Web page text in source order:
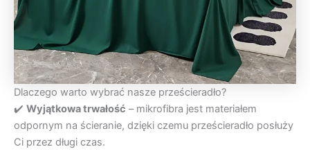
Dlaczego warto wybrać nasze prześcieradło?
✔️ Wyjątkowa trwałość – mikrofibra jest materiałem
odpornym na ścieranie, dzięki czemu prześcieradło posłuży
Ci przez długi czas.